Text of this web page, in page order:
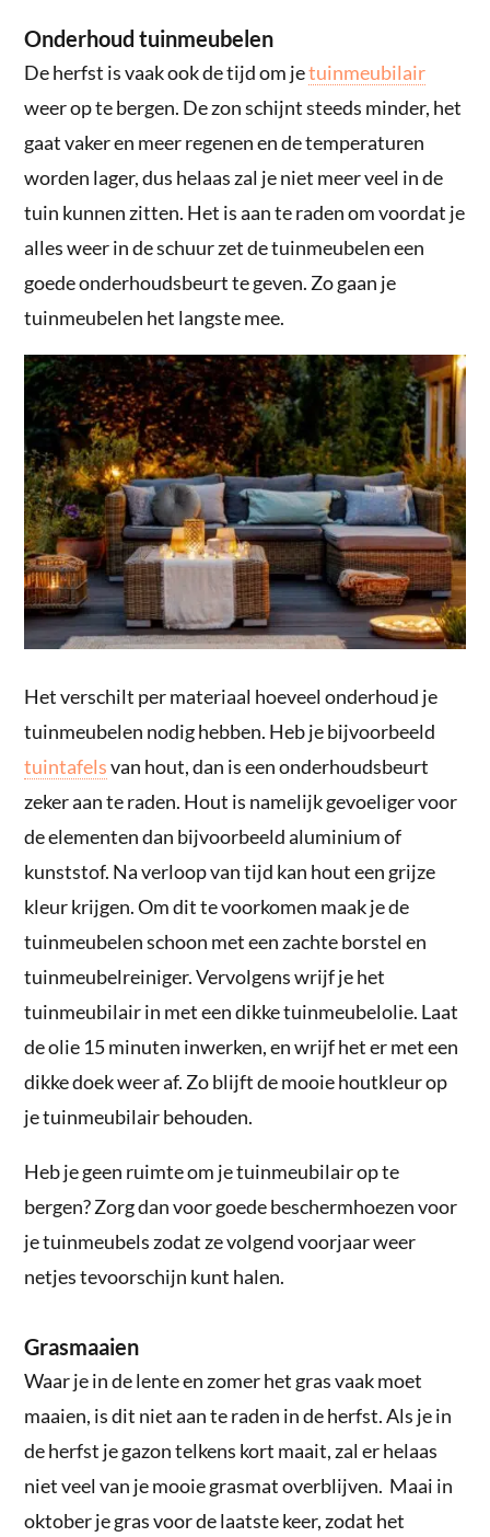
Onderhoud tuinmeubelen
De herfst is vaak ook de tijd om jetuinmeubilair
weer op te bergen. De zon schijnt steeds minder, het
gaat vaker en meer regenen en de temperaturen
worden lager, dus helaas zal je niet meer veel in de
tuin kunnen zitten. Het is aan te raden om voordat je
alles weer in de schuur zet de tuinmeubelen een
goede onderhoudsbeurt te geven. Zo gaan je
tuinmeubelen het langste mee.
Het verschilt per materiaal hoeveel onderhoud je
tuinmeubelen nodig hebben. Heb je bijvoorbeeld
tuintafelsvan hout, dan is een onderhoudsbeurt
zeker aan te raden. Hout is namelijk gevoeliger voor
de elementen dan bijvoorbeeld aluminium of
kunststof. Na verloop van tijd kan hout een grijze
kleur krijgen. Om dit te voorkomen maak je de
tuinmeubelen schoon met een zachte borstel en
tuinmeubelreiniger. Vervolgens wrijf je het
tuinmeubilair in met een dikke tuinmeubelolie. Laat
de olie 15 minuten inwerken, en wrijf het er met een
dikke doek weer af. Zo blijft de mooie houtkleur op
je tuinmeubilair behouden.
Heb je geen ruimte om je tuinmeubilair op te
bergen? Zorg dan voor goede beschermhoezen voor
je tuinmeubels zodat ze volgend voorjaar weer
netjes tevoorschijn kunt halen.
Grasmaaien
Waar je in de lente en zomer het gras vaak moet
maaien, is dit niet aan te raden in de herfst. Als je in
de herfst je gazon telkens kort maait, zal er helaas
niet veel van je mooie grasmat overblijven. Maai in
oktober je gras voor de laatste keer, zodat het